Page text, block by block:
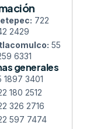
722
2429
55
6331
generales
1897 3401
180 2512
326 2716
597 7474